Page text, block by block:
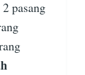
pasang